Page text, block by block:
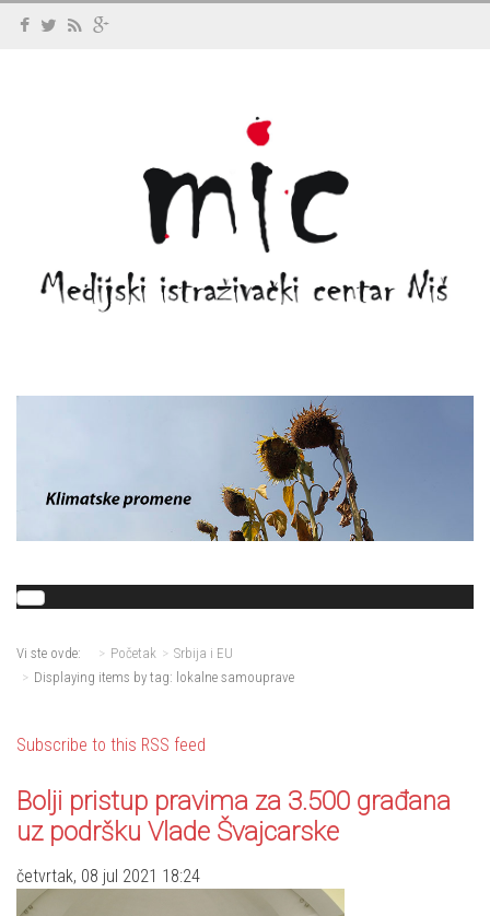
Vi ste ovde: Početak
Srbija i EU
Displaying items by tag: lokalne samouprave
Subscribe to this RSS feed
Bolji pristup pravima za 3.500 građana
uz podršku Vlade Švajcarske
četvrtak, 08 jul 2021 18:24